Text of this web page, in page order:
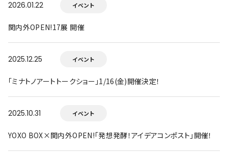
2026.01.22 イベント
関内外OPEN!17展 開催
2025.12.25 イベント
「ミナトノアートトークショー」1/16(金)開催決定！
2025.10.31 イベント
YOXO BOX×関内外OPEN!「発想発酵！アイデアコンポスト」開催！